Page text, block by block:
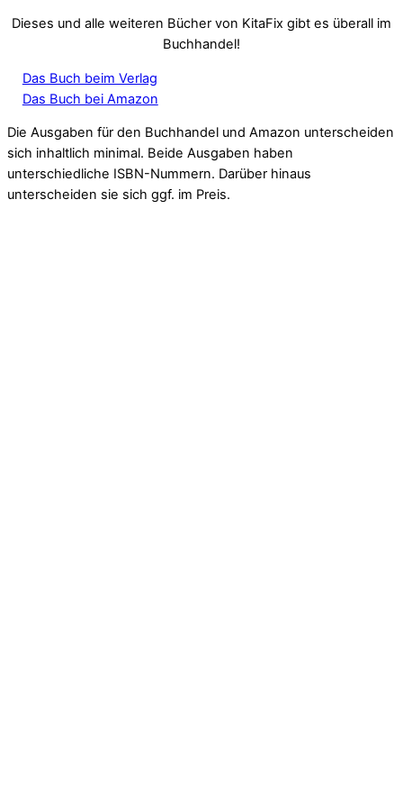
Dieses und alle weiteren Bücher von KitaFix gibt es überall im
Buchhandel!
Das Buch beim Verlag
Das Buch bei Amazon
Die Ausgaben für den Buchhandel und Amazon unterscheiden
sich inhaltlich minimal. Beide Ausgaben haben
unterschiedliche ISBN-Nummern. Darüber hinaus
unterscheiden sie sich ggf. im Preis.